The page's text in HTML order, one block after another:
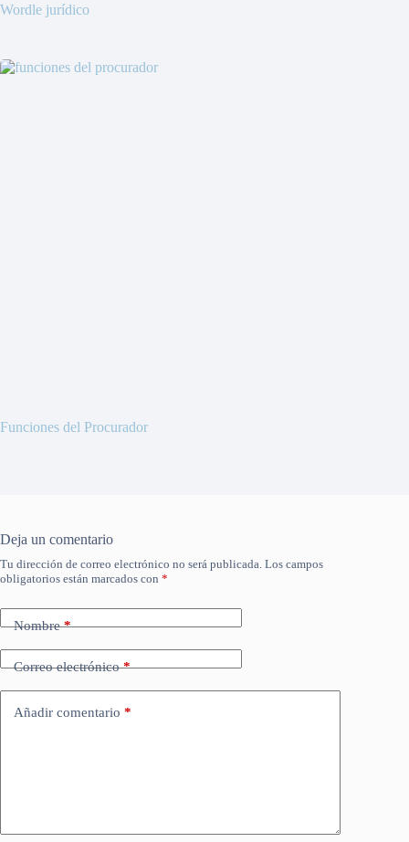
Wordle jurídico
Funciones del Procurador
Deja un comentario
Tu dirección de correo electrónico no será publicada. Los campos
obligatorios están marcados con *
Nombre*
Correo electrónico*
Añadir comentario *